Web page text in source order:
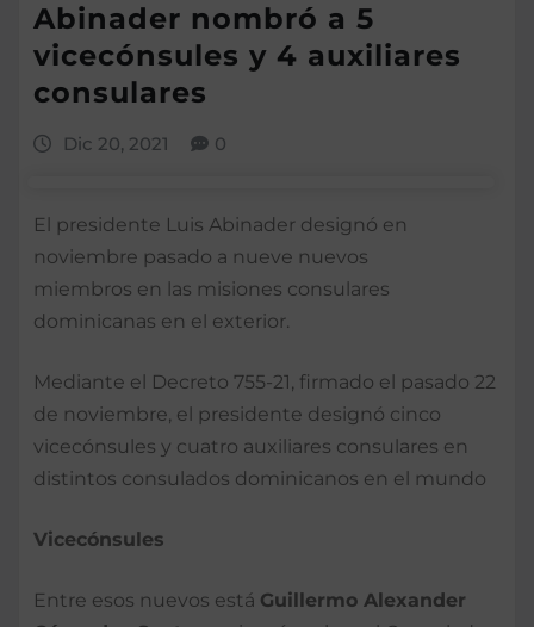
Abinader nombró a 5
vicecónsules y 4 auxiliares
consulares
Dic 20, 2021 0
El presidente Luis Abinader designó en
noviembre pasado a nueve nuevos
miembros en las misiones consulares
dominicanas en el exterior.
Mediante el Decreto 755-21, firmado el pasado 22
de noviembre, el presidente designó cinco
vicecónsules y cuatro auxiliares consulares en
distintos consulados dominicanos en el mundo
Vicecónsules
Entre esos nuevos está Guillermo Alexander